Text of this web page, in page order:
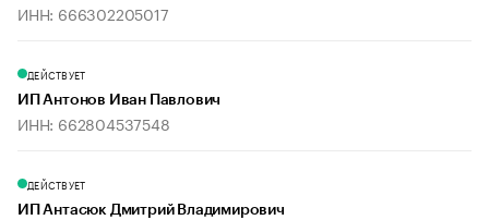
ИНН: 666302205017
ДЕЙСТВУЕТ
ИП Антонов Иван Павлович
ИНН: 662804537548
ДЕЙСТВУЕТ
ИП Антасюк Дмитрий Владимирович